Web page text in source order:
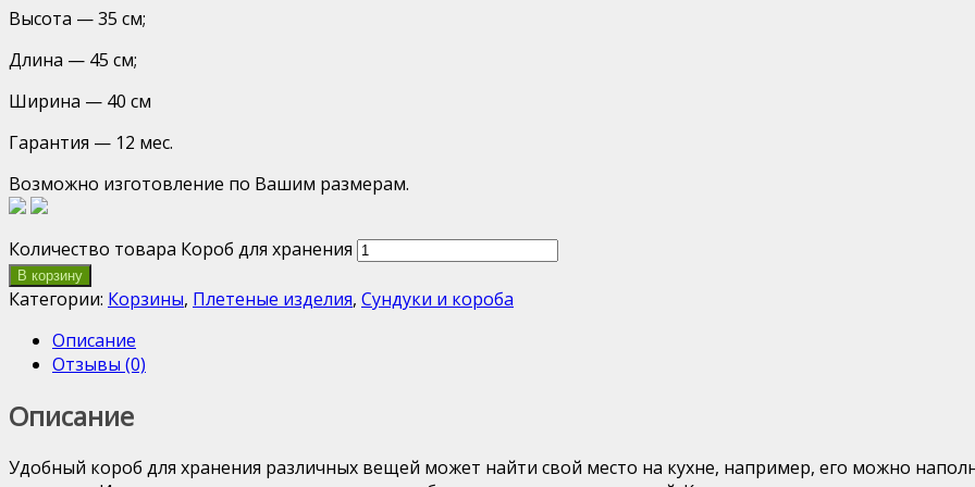
Высота — 35 см;
Длина — 45 см;
Ширина — 40 см
Гарантия — 12 мес.
Возможно изготовление по Вашим размерам.
Количество товара Короб для хранения
В корзину
Категории: Корзины, Плетеные изделия, Сундуки и короба
Описание
Отзывы (0)
Описание
Удобный короб для хранения различных вещей может найти свой место на кухне, например, его можно